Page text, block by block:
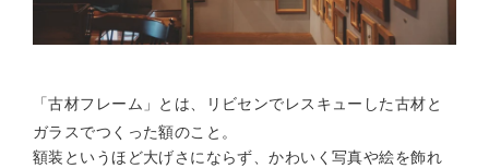
「古材フレーム」とは、リビセンでレスキューした古材と
ガラスでつくった額のこと。
額装というほど大げさにならず、かわいく写真や絵を飾れ